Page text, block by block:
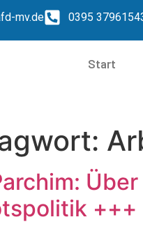
mv.de 0395
Start
+++